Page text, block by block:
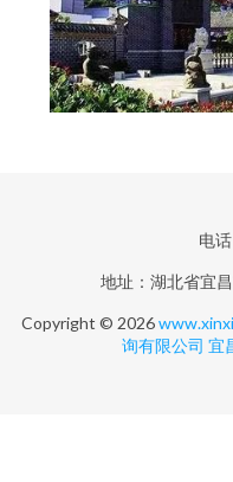
电
地址：湖北省宜
Copyright © 2026
询有限公司 宜